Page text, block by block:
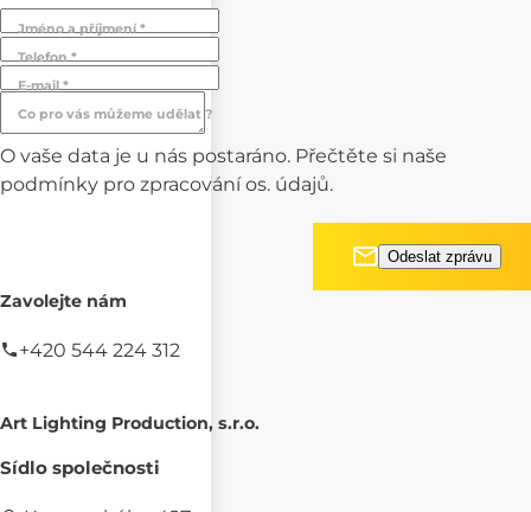
Jméno a příjmení *
Telefon *
E-mail *
Co pro vás můžeme udělat ?
O vaše data je u nás postaráno. Přečtěte si naše
podmínky pro zpracování os. údajů.
Zavolejte nám
+420 544 224 312
Art Lighting Production, s.r.o.
Sídlo společnosti